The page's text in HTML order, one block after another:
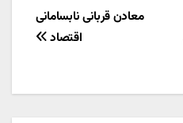
معادن قربانی نابسامانی
اقتصاد